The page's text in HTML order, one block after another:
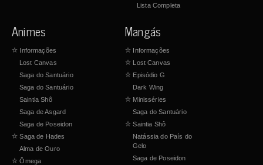
Lista Completa
Animes
☆ Informações
Lost Canvas
Saga do Santuário
Saga do Santuário
Saintia Shô
Saga de Asgard
Saga de Poseidon
☆ Saga de Hades
Alma de Ouro
☆ Ômega
Mangás
☆ Informações
☆ Lost Canvas
☆ Episódio G
Dark Wing
☆ Minisséries
Saga do Santuário
☆ Saintia Shô
Natássia do País do
Gelo
Saga de Poseidon